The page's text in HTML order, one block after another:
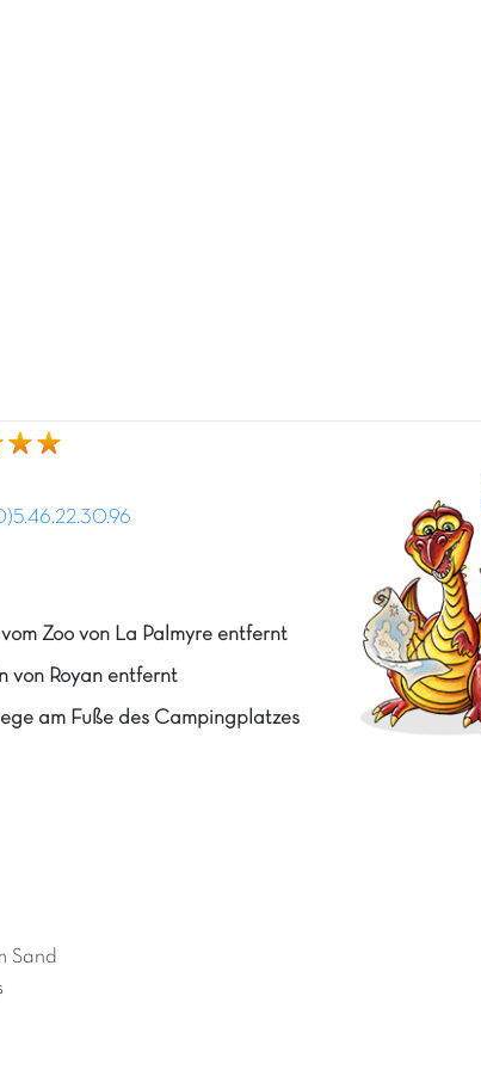
vom Zoo von La Palmyre entfernt
von Royan entfernt
am Fuße des Campingplatzes
Sand